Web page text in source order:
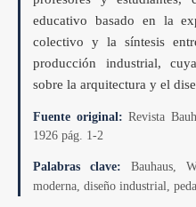
educativo basado en la
colectivo y la síntesis
producción industrial,
sobre la arquitectura y el
Fuente original: Revista
1926 pág. 1-2
Palabras clave: Bauhaus,
moderna, diseño industrial,